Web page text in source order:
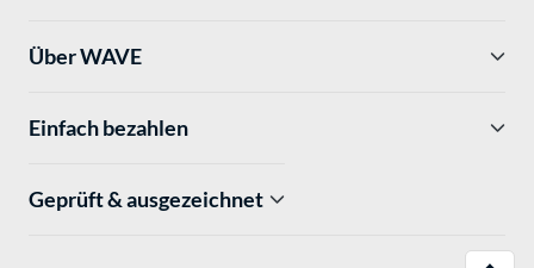
Über WAVE
Einfach bezahlen
Geprüft & ausgezeichnet